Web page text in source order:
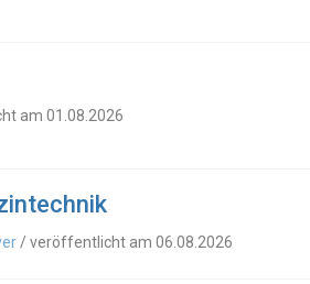
am 01.08.2026
/ veröffentlicht am 06.08.2026